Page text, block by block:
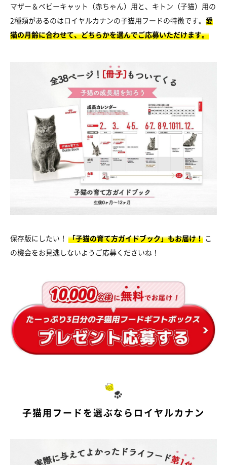
マザー＆ベビーキャット（赤ちゃん）用と、キトン（子猫）用の
2種類があるのはロイヤルカナンの子猫用フードの特徴です。 愛
猫の月齢に合わせて、どちらかを選んでご応募いただけます。
保存版にしたい！ 「子猫の育て方ガイドブック」もお届け！ こ
の機会をお見逃しないようご応募くださいね！
子猫用フードを選ぶならロイヤルカナン